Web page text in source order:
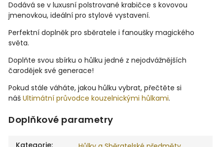
Dodává se v luxusní polstrované krabičce s kovovou
jmenovkou, ideální pro stylové vystavení.
Perfektní doplněk pro sběratele i fanoušky magického
světa.
Doplňte svou sbírku o hůlku jedné z nejodvážnějších
čarodějek své generace!
Pokud stále váháte, jakou hůlku vybrat, přečtěte si
náš Ultimátní průvodce kouzelnickými hůlkami.
Doplňkové parametry
Kategorie: